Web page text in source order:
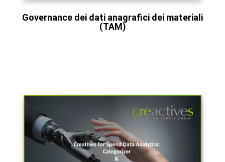
Governance dei dati anagrafici dei materiali
(TAM)